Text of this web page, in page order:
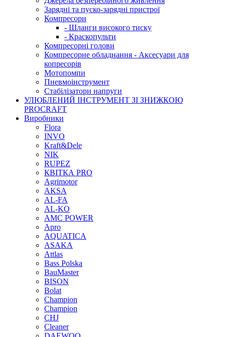
Зарядні та пуско-зарядні пристрої
Компресори
- Шланги високого тиску
- Краскопульти
Компресорні голови
Компресорне обладнання - Аксесуари для
копресорів
Мотопомпи
Пневмоінструмент
Стабілізатори напруги
УЛЮБЛЕНИЙ ІНСТРУМЕНТ ЗІ ЗНИЖКОЮ
PROCRAFT
Виробники
Flora
INVO
Kraft&Dele
NIK
RUPEZ
КВІТКА PRO
Agrimotor
AKSA
AL-FA
AL-KO
AMC POWER
Apro
AQUATICA
ASAKA
Attlas
Bass Polska
BauMaster
BISON
Bolat
Champion
Champion
CHJ
Cleaner